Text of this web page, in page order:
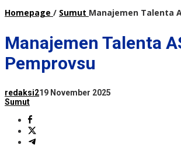
Homepage / Sumut Manajemen Talenta
Manajemen Talenta
Pemprovsu
redaksi219 November 2025
Sumut